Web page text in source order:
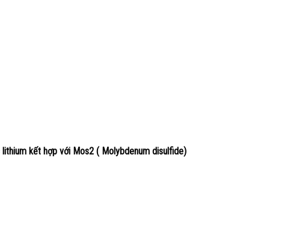
kết hợp với Mos2 ( Molybdenum disulfide)